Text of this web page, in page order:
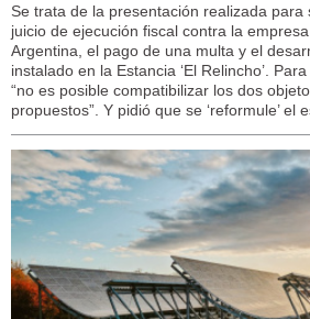
Se trata de la presentación realizada para
juicio de ejecución fiscal contra la
Argentina, el pago de una multa y el
instalado en la Estancia ‘El Relincho’.
“no es posible compatibilizar los dos
propuestos”. Y pidió que se ‘reformule’ el